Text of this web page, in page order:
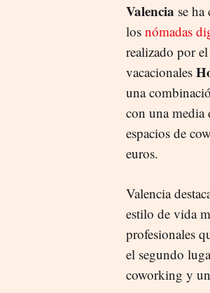
Valencia se
los nómadas
realizado por
vacacionales
una
con una media
espacios de
euros.
Valencia
estilo de vida
profesionales
el segundo
coworking y